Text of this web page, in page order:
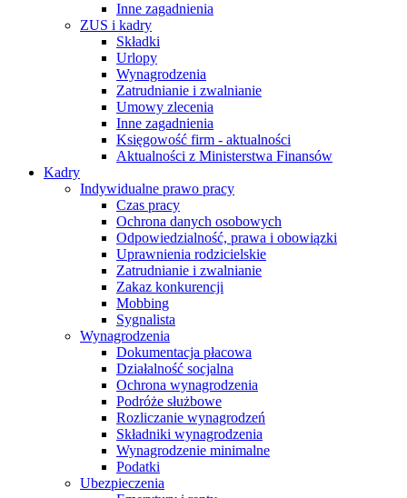
Inne zagadnienia
ZUS i kadry
Składki
Urlopy
Wynagrodzenia
Zatrudnianie i zwalnianie
Umowy zlecenia
Inne zagadnienia
Księgowość firm - aktualności
Aktualności z Ministerstwa Finansów
Kadry
Indywidualne prawo pracy
Czas pracy
Ochrona danych osobowych
Odpowiedzialność, prawa i obowiązki
Uprawnienia rodzicielskie
Zatrudnianie i zwalnianie
Zakaz konkurencji
Mobbing
Sygnalista
Wynagrodzenia
Dokumentacja płacowa
Działalność socjalna
Ochrona wynagrodzenia
Podróże służbowe
Rozliczanie wynagrodzeń
Składniki wynagrodzenia
Wynagrodzenie minimalne
Podatki
Ubezpieczenia